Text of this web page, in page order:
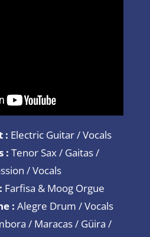
: Electric Guitar / Vocals
: Tenor Sax / Gaitas /
/ Vocals
Farfisa & Moog Orgue
: Alegre Drum / Vocals
/ Maracas / Güira /